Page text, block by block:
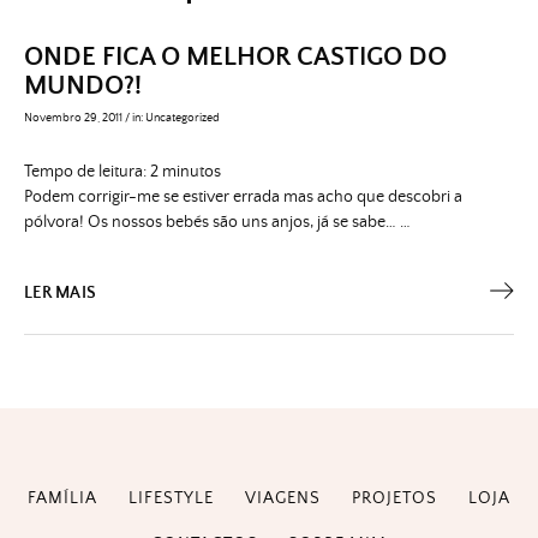
ONDE FICA O MELHOR CASTIGO DO
MUNDO?!
Novembro 29, 2011/in: Uncategorized
Tempo de leitura:2 minutos
Podem corrigir-me se estiver errada mas acho que descobri a
pólvora! Os nossos bebés são uns anjos, já se sabe… …
LER MAIS
FAMÍLIA LIFESTYLE VIAGENS PROJETOS LOJA